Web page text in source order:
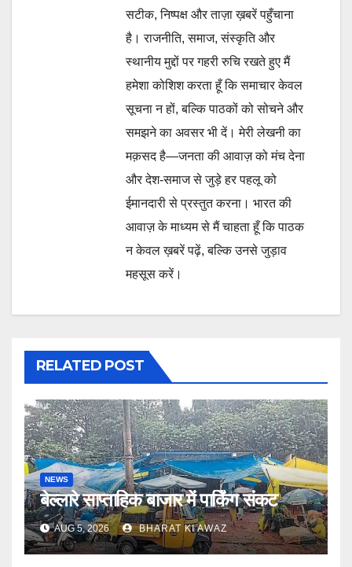
सटीक, निष्पक्ष और ताज़ा ख़बरें पहुँचाना
है। राजनीति, समाज, संस्कृति और
स्थानीय मुद्दों पर गहरी रुचि रखते हुए मैं
हमेशा कोशिश करता हूँ कि समाचार केवल
सूचना न हों, बल्कि पाठकों को सोचने और
समझने का अवसर भी दें। मेरी लेखनी का
मक़सद है—जनता की आवाज़ को मंच देना
और देश-समाज से जुड़े हर पहलू को
ईमानदारी से प्रस्तुत करना। भारत की
आवाज़ के माध्यम से मैं चाहता हूँ कि पाठक
न केवल ख़बरें पढ़ें, बल्कि उनसे जुड़ाव
महसूस करें।
RELATED POST
NEWS
बेल्लारे साप्ताहिक बाजार में पार्किंग संकट
AUG 5, 2026 BHARAT KI AWAZ